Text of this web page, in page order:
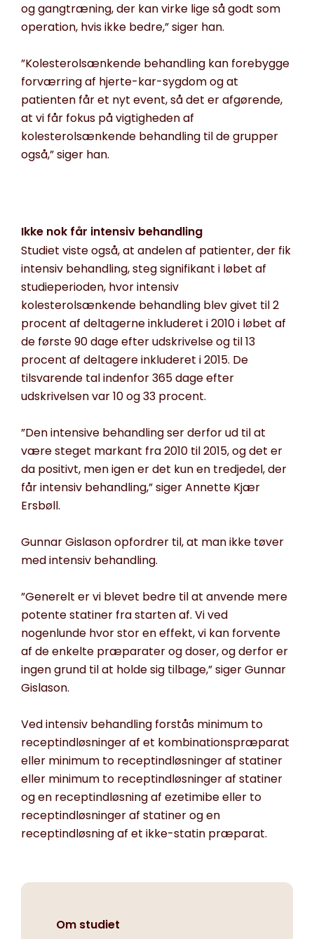
og gangtræning, der kan virke lige så godt som
operation, hvis ikke bedre,” siger han.
”Kolesterolsænkende behandling kan forebygge
forværring af hjerte-kar-sygdom og at
patienten får et nyt event, så det er afgørende,
at vi får fokus på vigtigheden af
kolesterolsænkende behandling til de grupper
også,” siger han.
Ikke nok får intensiv behandling
Studiet viste også, at andelen af patienter, der fik
intensiv behandling, steg signifikant i løbet af
studieperioden, hvor intensiv
kolesterolsænkende behandling blev givet til 2
procent af deltagerne inkluderet i 2010 i løbet af
de første 90 dage efter udskrivelse og til 13
procent af deltagere inkluderet i 2015. De
tilsvarende tal indenfor 365 dage efter
udskrivelsen var 10 og 33 procent.
”Den intensive behandling ser derfor ud til at
være steget markant fra 2010 til 2015, og det er
da positivt, men igen er det kun en tredjedel, der
får intensiv behandling,” siger Annette Kjær
Ersbøll.
Gunnar Gislason opfordrer til, at man ikke tøver
med intensiv behandling.
”Generelt er vi blevet bedre til at anvende mere
potente statiner fra starten af. Vi ved
nogenlunde hvor stor en effekt, vi kan forvente
af de enkelte præparater og doser, og derfor er
ingen grund til at holde sig tilbage,” siger Gunnar
Gislason.
Ved intensiv behandling forstås minimum to
receptindløsninger af et kombinationspræparat
eller minimum to receptindløsninger af statiner
eller minimum to receptindløsninger af statiner
og en receptindløsning af ezetimibe eller to
receptindløsninger af statiner og en
receptindløsning af et ikke-statin præparat.
Om studiet